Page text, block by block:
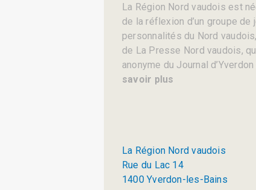
La Région Nord vaudois est
de la réflexion d’un groupe
personnalités du Nord
de La Presse Nord vaudois,
anonyme du Journal
savoir plus
La Région Nord vaudois
Rue du Lac 14
1400 Yverdon-les-Bains